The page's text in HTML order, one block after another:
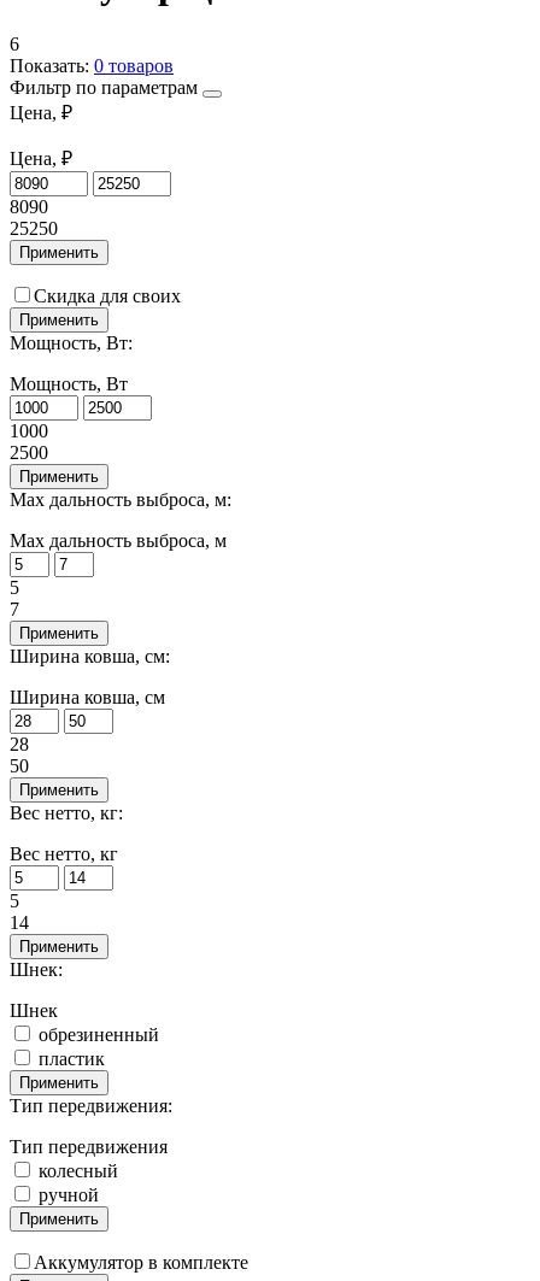
6
Показать: 0 товаров
Фильтр по параметрам
Цена, ₽
Цена, ₽
8090
25250
Применить
Скидка для своих
Применить
Мощность, Вт:
Мощность, Вт
1000
2500
Применить
Max дальность выброса, м:
Max дальность выброса, м
5
7
Применить
Ширина ковша, см:
Ширина ковша, см
28
50
Применить
Вес нетто, кг:
Вес нетто, кг
5
14
Применить
Шнек:
Шнек
обрезиненный
пластик
Применить
Тип передвижения:
Тип передвижения
колесный
ручной
Применить
Аккумулятор в комплекте